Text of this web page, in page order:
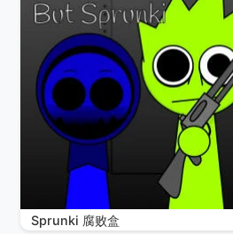
Sprunki 腐败盒